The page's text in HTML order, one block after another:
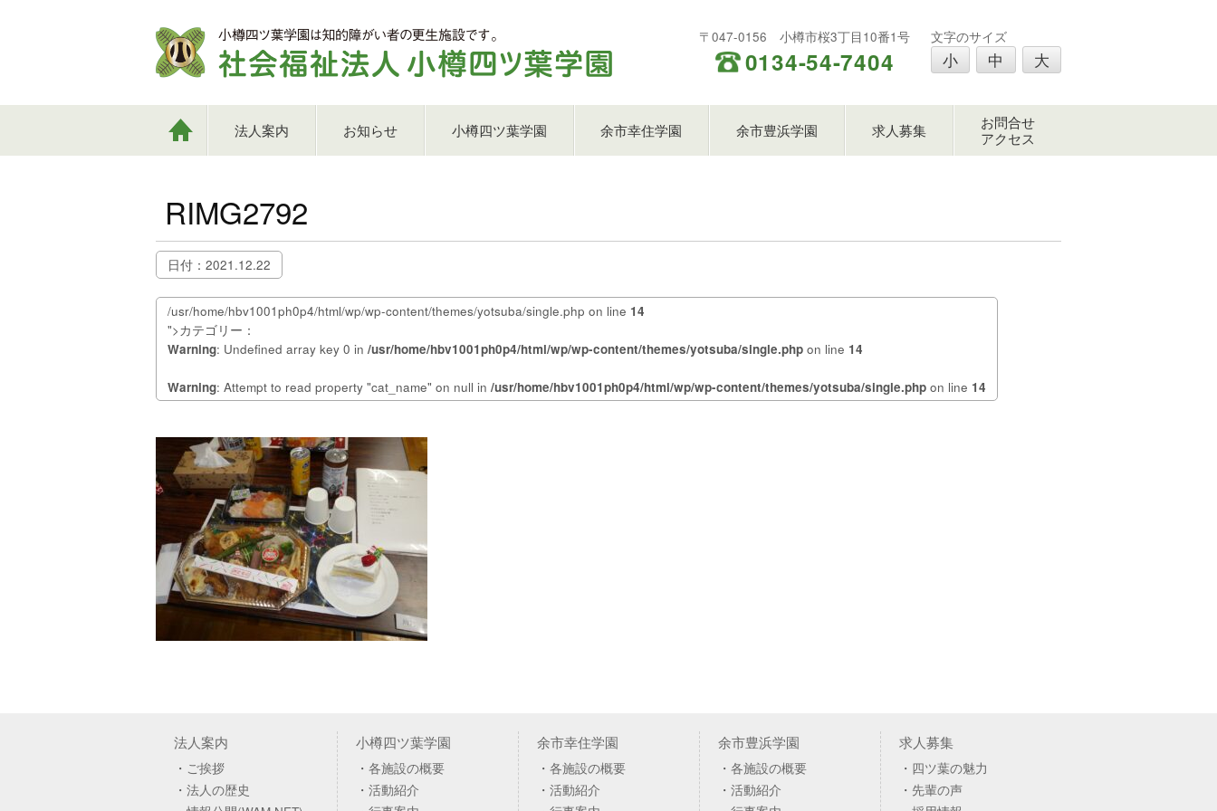
〒047-0156 小樽市桜3丁目10番1号
0134-54-7404
文字のサイズ
小 中 大
法人案内 お知らせ 小樽四ツ葉学園 余市幸住学園 余市豊浜学園 求人募集
お問合せ
アクセス
RIMG2792
日付：2021.12.22
/usr/home/hbv1001ph0p4/html/wp/wp-content/themes/yotsuba/single.php on line 14
">カテゴリー：
Warning: Undefined array key 0 in /usr/home/hbv1001ph0p4/html/wp/wp-content/themes/yotsuba/single.php on line 14
Warning: Attempt to read property "cat_name" on null in /usr/home/hbv1001ph0p4/html/wp/wp-content/themes/yotsuba/single.php on line 14
法人案内
ご挨拶
法人の歴史
小樽四ツ葉学園
各施設の概要
活動紹介
余市幸住学園
各施設の概要
活動紹介
余市豊浜学園
各施設の概要
活動紹介
求人募集
四ツ葉の魅力
先輩の声